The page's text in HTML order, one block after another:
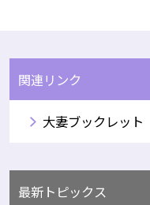
関連リンク
大妻ブックレット
最新トピックス